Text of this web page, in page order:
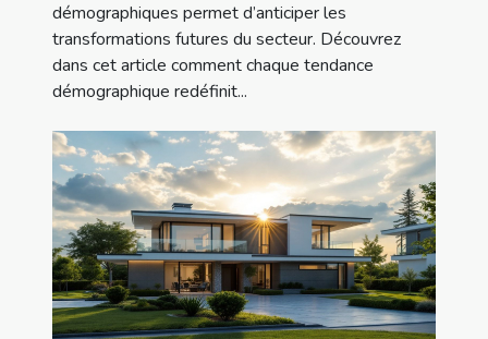
démographiques permet d’anticiper les
transformations futures du secteur. Découvrez
dans cet article comment chaque tendance
démographique redéfinit...